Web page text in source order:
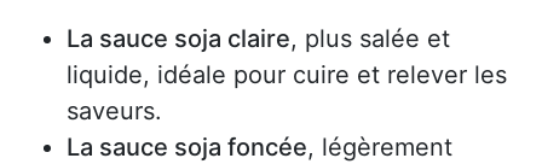
La sauce soja claire, plus salée et
liquide, idéale pour cuire et relever les
saveurs.
La sauce soja foncée, légèrement